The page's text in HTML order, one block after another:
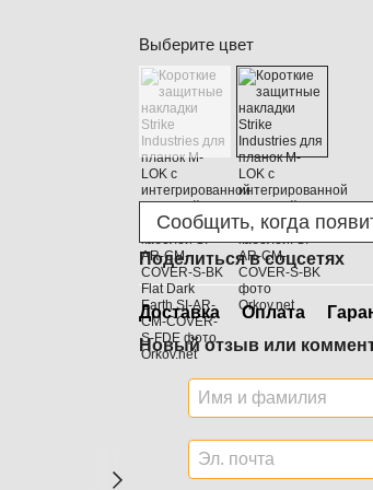
Выберите цвет
Сообщить, когда
Поделиться в соцсетях
Доставка Оплата
Новый отзыв или